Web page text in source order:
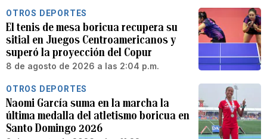
OTROS DEPORTES
El tenis de mesa boricua recupera su
sitial en Juegos Centroamericanos y
superó la proyección del Copur
8 de agosto de 2026 a las 2:04 p.m.
OTROS DEPORTES
Naomi García suma en la marcha la
última medalla del atletismo boricua en
Santo Domingo 2026